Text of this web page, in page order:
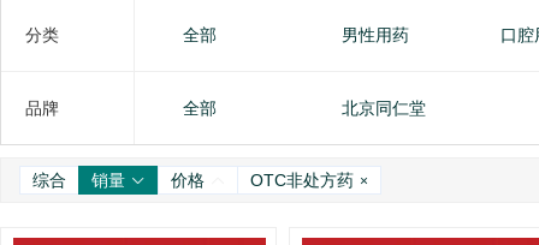
分类 全部 男性用药 口腔
品牌
全部 北京同仁堂
综合 销量 价格 OTC非处方药 ×